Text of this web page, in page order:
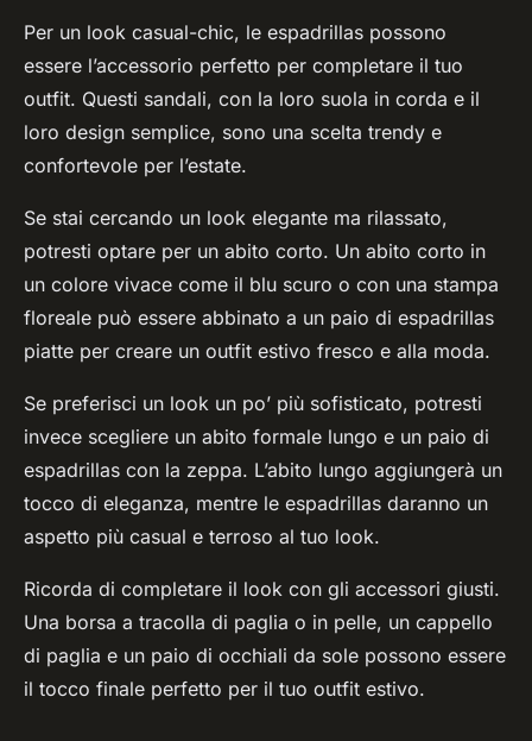
Per un look casual-chic, le espadrillas possono
essere l’accessorio perfetto per completare il tuo
outfit. Questi sandali, con la loro suola in corda e il
loro design semplice, sono una scelta trendy e
confortevole per l’estate.
Se stai cercando un look elegante ma rilassato,
potresti optare per un abito corto. Un abito corto in
un colore vivace come il blu scuro o con una stampa
floreale può essere abbinato a un paio di espadrillas
piatte per creare un outfit estivo fresco e alla moda.
Se preferisci un look un po’ più sofisticato, potresti
invece scegliere un abito formale lungo e un paio di
espadrillas con la zeppa. L’abito lungo aggiungerà un
tocco di eleganza, mentre le espadrillas daranno un
aspetto più casual e terroso al tuo look.
Ricorda di completare il look con gli accessori giusti.
Una borsa a tracolla di paglia o in pelle, un cappello
di paglia e un paio di occhiali da sole possono essere
il tocco finale perfetto per il tuo outfit estivo.